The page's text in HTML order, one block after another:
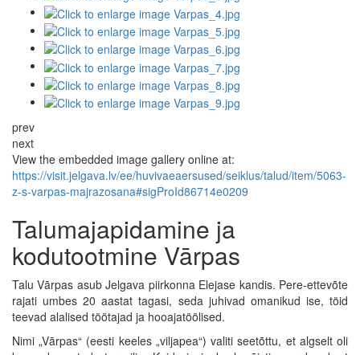
prev
next
View the embedded image gallery online at:
https://visit.jelgava.lv/ee/huvivaeaersused/seiklus/talud/item/5063-
z-s-varpas-majrazosana#sigProId86714e0209
Talumajapidamine ja
kodutootmine Vārpas
Talu Vārpas asub Jelgava piirkonna Elejase kandis. Pere-ettevõte
rajati umbes 20 aastat tagasi, seda juhivad omanikud ise, töid
teevad alalised töötajad ja hooajatöölised.
Nimi „Vārpas“ (eesti keeles „viljapea“) valiti seetõttu, et algselt oli